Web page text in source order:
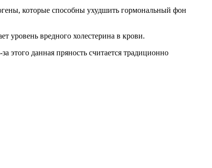
которые способны ухудшить гормональный фон
уровень вредного холестерина в крови.
этого данная пряность считается традиционно